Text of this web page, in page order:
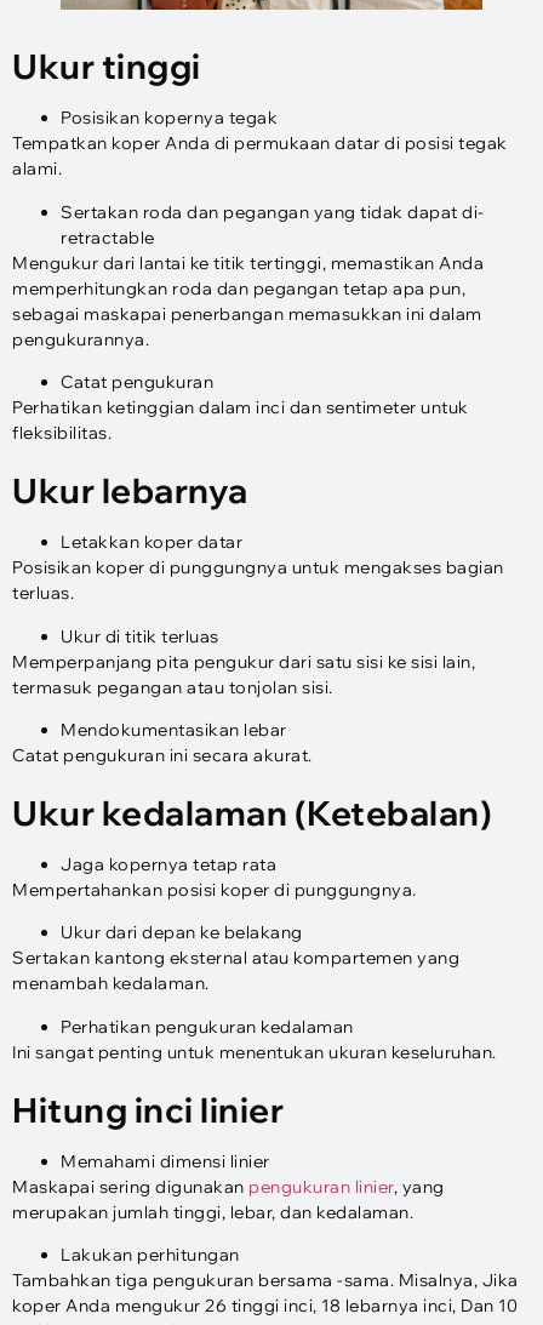
Ukur tinggi
Posisikan kopernya tegak
Tempatkan koper Anda di permukaan datar di posisi tegak
alami.
Sertakan roda dan pegangan yang tidak dapat di-
retractable
Mengukur dari lantai ke titik tertinggi, memastikan Anda
memperhitungkan roda dan pegangan tetap apa pun,
sebagai maskapai penerbangan memasukkan ini dalam
pengukurannya.
Catat pengukuran
Perhatikan ketinggian dalam inci dan sentimeter untuk
fleksibilitas.
Ukur lebarnya
Letakkan koper datar
Posisikan koper di punggungnya untuk mengakses bagian
terluas.
Ukur di titik terluas
Memperpanjang pita pengukur dari satu sisi ke sisi lain,
termasuk pegangan atau tonjolan sisi.
Mendokumentasikan lebar
Catat pengukuran ini secara akurat.
Ukur kedalaman (Ketebalan)
Jaga kopernya tetap rata
Mempertahankan posisi koper di punggungnya.
Ukur dari depan ke belakang
Sertakan kantong eksternal atau kompartemen yang
menambah kedalaman.
Perhatikan pengukuran kedalaman
Ini sangat penting untuk menentukan ukuran keseluruhan.
Hitung inci linier
Memahami dimensi linier
Maskapai sering digunakan pengukuran linier, yang
merupakan jumlah tinggi, lebar, dan kedalaman.
Lakukan perhitungan
Tambahkan tiga pengukuran bersama -sama. Misalnya, Jika
koper Anda mengukur 26 tinggi inci, 18 lebarnya inci, Dan 10